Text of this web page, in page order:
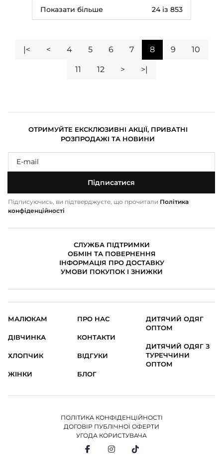
Показати більше 24 із 853
|< < 4 5 6 7 8 9 10
11 12 > >|
ОТРИМУЙТЕ ЕКСКЛЮЗИВНІ АКЦІЇ, ПРИВАТНІ
РОЗПРОДАЖІ ТА НОВИНИ
Підписатися
Підписуючись, ви підтверджуєте, що прочитали Політика
конфіденційності
СЛУЖБА ПІДТРИМКИ
ОБМІН ТА ПОВЕРНЕННЯ
ІНФОРМАЦІЯ ПРО ДОСТАВКУ
УМОВИ ПОКУПОК І ЗНИЖКИ
МАЛЮКАМ
ДІВЧИНКА
ХЛОПЧИК
ЖІНКИ
ПРО НАС
КОНТАКТИ
ВІДГУКИ
БЛОГ
ДИТЯЧИЙ ОДЯГ
ОПТОМ
ДИТЯЧИЙ ОДЯГ З
ТУРЕЧЧИНИ
ОПТОМ
ПОЛІТИКА КОНФІДЕНЦІЙНОСТІ
ДОГОВІР ПУБЛІЧНОЇ ОФЕРТИ
УГОДА КОРИСТУВАЧА